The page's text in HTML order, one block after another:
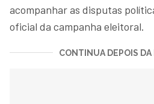
acompanhar as disputas
oficial da campanha eleitoral.
CONTINUA DEPOIS